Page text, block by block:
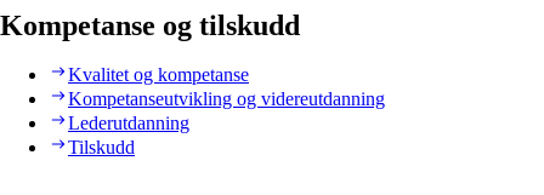
Kompetanse og tilskudd
Kvalitet og kompetanse
Kompetanseutvikling og videreutdanning
Lederutdanning
Tilskudd